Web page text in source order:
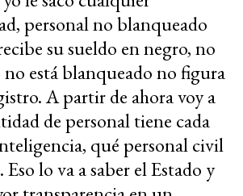
personal no blanqueado
su sueldo en negro, no
está blanqueado no figura
A partir de ahora voy a
de personal tiene cada
qué personal civil
lo va a saber el Estado y